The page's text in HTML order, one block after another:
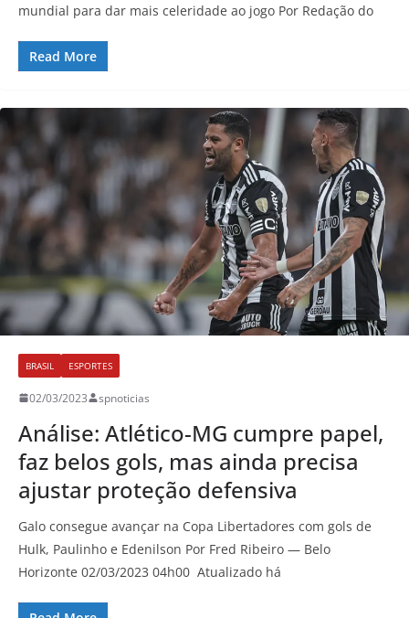
mundial para dar mais celeridade ao jogo Por Redação do
Read More
BRASIL ESPORTES
02/03/2023 spnoticias
Análise: Atlético-MG cumpre papel,
faz belos gols, mas ainda precisa
ajustar proteção defensiva
Galo consegue avançar na Copa Libertadores com gols de
Hulk, Paulinho e Edenilson Por Fred Ribeiro — Belo
Horizonte 02/03/2023 04h00 Atualizado há